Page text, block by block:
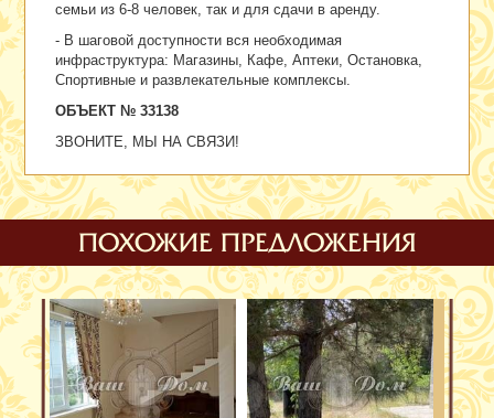
семьи из 6-8 человек, так и для сдачи в аренду.
- В шаговой доступности вся необходимая
инфраструктура: Магазины, Кафе, Аптеки, Остановка,
Спортивные и развлекательные комплексы.
ОБЪЕКТ № 33138
ЗВОНИТЕ, МЫ НА СВЯЗИ!
ПОХОЖИЕ ПРЕДЛОЖЕНИЯ